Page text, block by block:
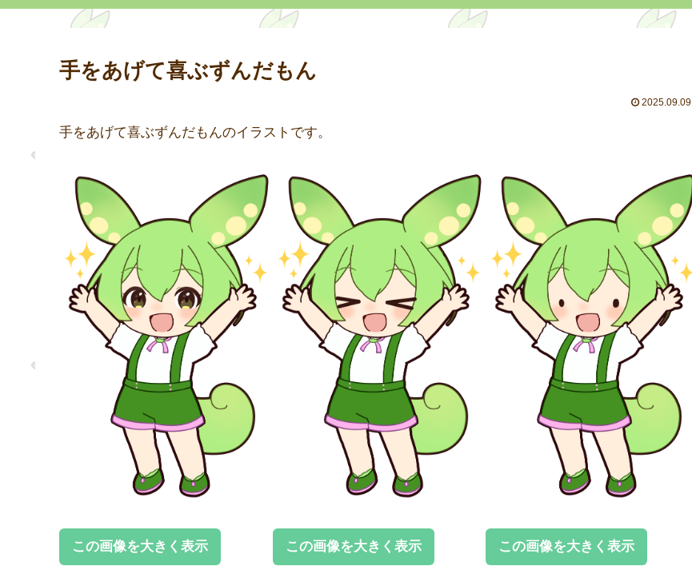
手をあげて喜ぶずんだもん
2025.09.09
手をあげて喜ぶずんだもんのイラストです。
この画像を大きく表示 この画像を大きく表示 この画像を大きく表示